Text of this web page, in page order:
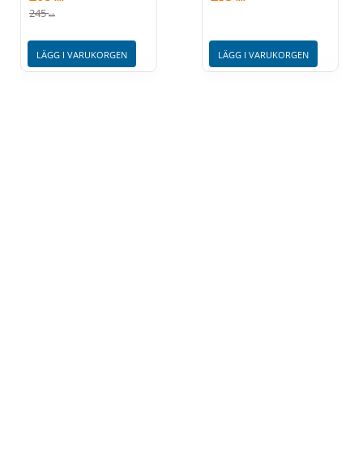
245 KR
LÄGG I VARUKORGEN LÄGG I VARUKORGEN